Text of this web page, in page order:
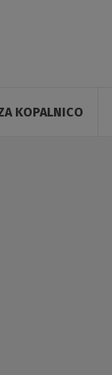
KOPALNICO